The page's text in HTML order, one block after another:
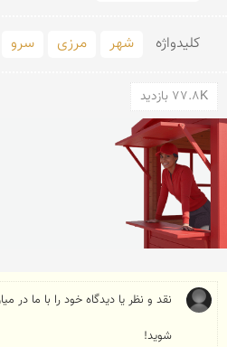
کلید‌واژه شهر مرزی سرو
77.8K بازدید